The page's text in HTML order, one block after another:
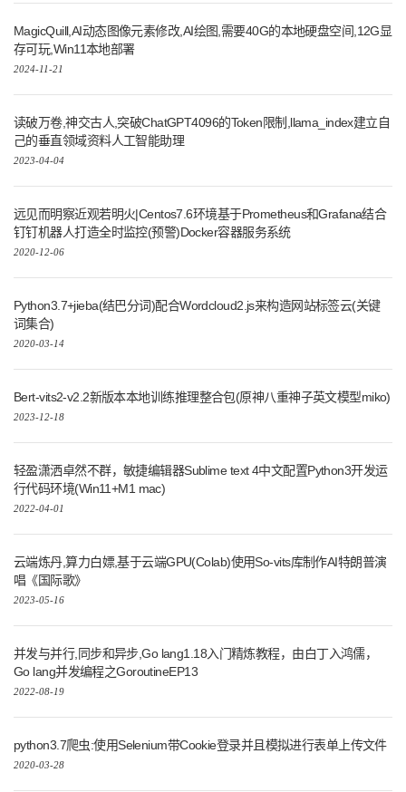
MagicQuill,AI动态图像元素修改,AI绘图,需要40G的本地硬盘空间,12G显
存可玩,Win11本地部署
2024-11-21
读破万卷,神交古人,突破ChatGPT4096的Token限制,llama_index建立自
己的垂直领域资料人工智能助理
2023-04-04
远见而明察近观若明火|Centos7.6环境基于Prometheus和Grafana结合
钉钉机器人打造全时监控(预警)Docker容器服务系统
2020-12-06
Python3.7+jieba(结巴分词)配合Wordcloud2.js来构造网站标签云(关键
词集合)
2020-03-14
Bert-vits2-v2.2新版本本地训练推理整合包(原神八重神子英文模型miko)
2023-12-18
轻盈潇洒卓然不群，敏捷编辑器Sublime text 4中文配置Python3开发运
行代码环境(Win11+M1 mac)
2022-04-01
云端炼丹,算力白嫖,基于云端GPU(Colab)使用So-vits库制作AI特朗普演
唱《国际歌》
2023-05-16
并发与并行,同步和异步,Go lang1.18入门精炼教程，由白丁入鸿儒，
Go lang并发编程之GoroutineEP13
2022-08-19
python3.7爬虫:使用Selenium带Cookie登录并且模拟进行表单上传文件
2020-03-28